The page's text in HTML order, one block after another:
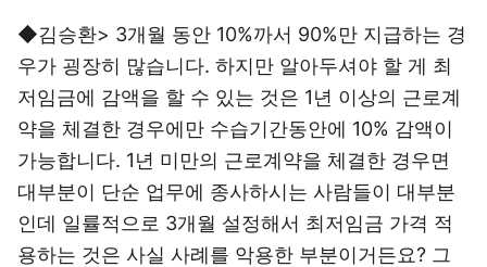
◆김승환> 3개월 동안 10%까서 90%만 지급하는 경
우가 굉장히 많습니다. 하지만 알아두셔야 할 게 최
저임금에 감액을 할 수 있는 것은 1년 이상의 근로계
약을 체결한 경우에만 수습기간동안에 10% 감액이
가능합니다. 1년 미만의 근로계약을 체결한 경우면
대부분이 단순 업무에 종사하시는 사람들이 대부분
인데 일률적으로 3개월 설정해서 최저임금 가격 적
용하는 것은 사실 사례를 악용한 부분이거든요? 그